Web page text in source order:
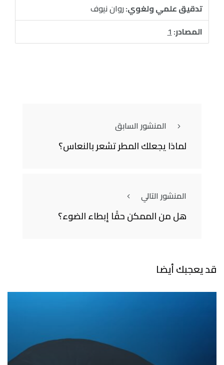
تدقيق علمي ولغوي:روان نيوف
المصادر:1
المنشور السابق
لماذا يجعلك المطر تشعر بالنعاس؟
المنشور التالي
هل من الممكن حقًا إبطاء الضوء؟
قد يعجبك أيضا